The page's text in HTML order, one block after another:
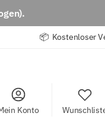
📦 Kostenloser
Konto